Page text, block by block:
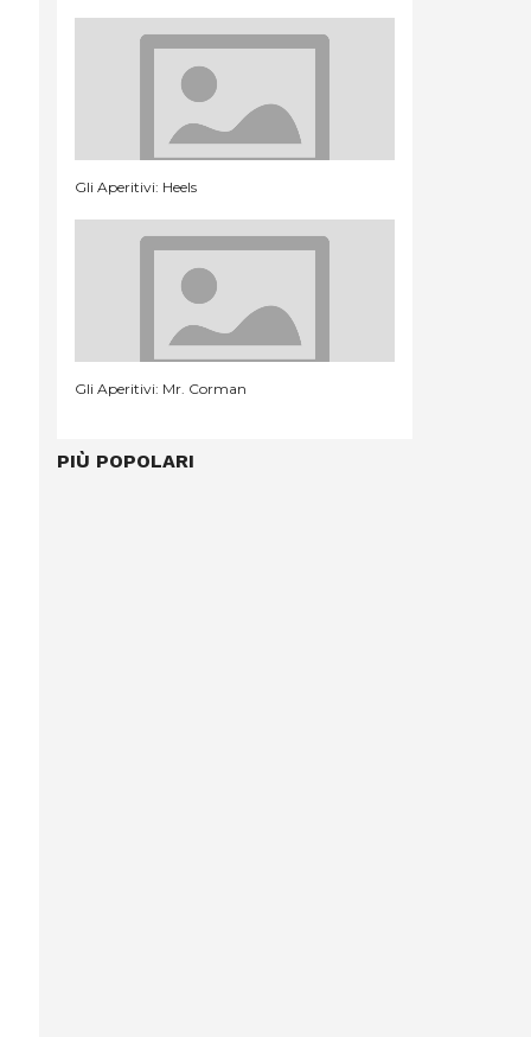
Gli Aperitivi: Heels
Gli Aperitivi: Mr. Corman
PIÙ POPOLARI